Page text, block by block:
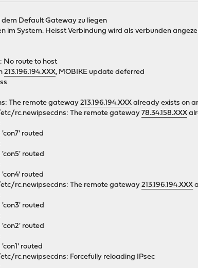
Default Gateway zu liegen
im System. Heisst Verbindung wird als verbunden
No route to host
213.196.194.XXX, MOBIKE update deferred
The remote gateway213.196.194.XXX already exists on
rc.newipsecdns: The remote gateway78.34.158.XXX
routed
routed
routed
rc.newipsecdns: The remote gateway213.196.194.XXX
routed
routed
routed
rc.newipsecdns: Forcefully reloading IPsec